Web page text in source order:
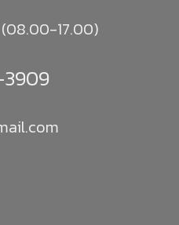
(08.00-17.00)